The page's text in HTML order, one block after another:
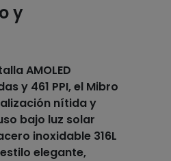
y
AMOLED
y 461 PPI, el Mibro
nítida y
bajo luz solar
inoxidable 316L
elegante,